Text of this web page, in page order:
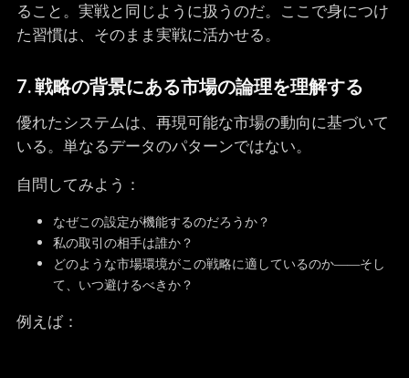
ること。実戦と同じように扱うのだ。ここで身につけ
た習慣は、そのまま実戦に活かせる。
7. 戦略の背景にある市場の論理を理解する
優れたシステムは、再現可能な市場の動向に基づいて
いる。単なるデータのパターンではない。
自問してみよう：
なぜこの設定が機能するのだろうか？
私の取引の相手は誰か？
どのような市場環境がこの戦略に適しているのか――そし
て、いつ避けるべきか？
例えば：